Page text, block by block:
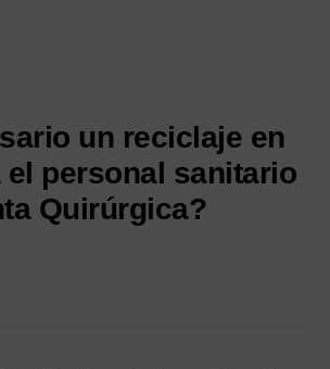
un reciclaje en
el personal sanitario
Quirúrgica?